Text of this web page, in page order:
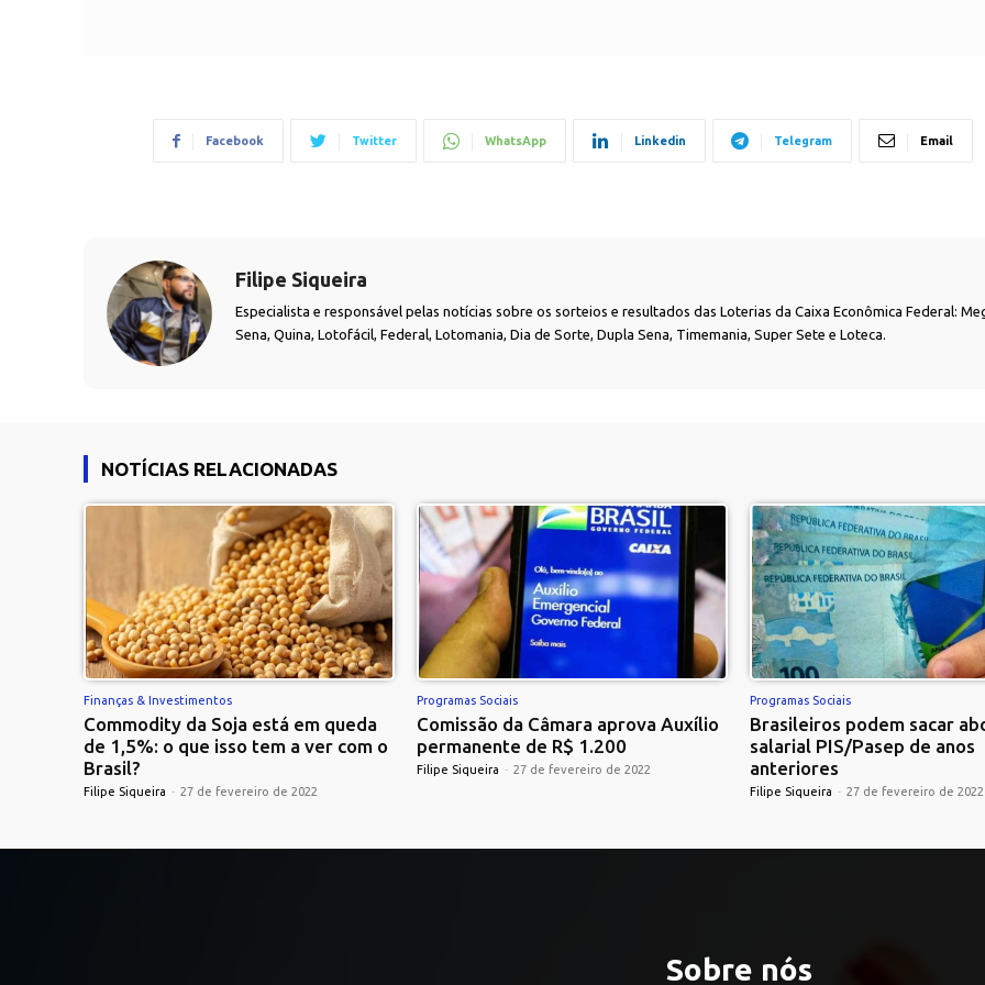
Facebook Twitter WhatsApp Linkedin Telegram Email
Filipe Siqueira
Especialista e responsável pelas notícias sobre os sorteios e resultados das Loterias da Caixa Econômica Federal:
Sena, Quina, Lotofácil, Federal, Lotomania, Dia de Sorte, Dupla Sena, Timemania, Super Sete e Loteca.
NOTÍCIAS RELACIONADAS
Finanças & Investimentos
Commodity da Soja está em queda
de 1,5%: o que isso tem a ver com o
Brasil?
Filipe Siqueira - 27 de fevereiro de 2022
Programas Sociais
Comissão da Câmara aprova Auxílio
permanente de R$ 1.200
Filipe Siqueira - 27 de fevereiro de 2022
Programas Sociais
Brasileiros podem sacar
salarial PIS/Pasep de anos
anteriores
Filipe Siqueira - 27 de fevereiro de 2022
Sobre nós